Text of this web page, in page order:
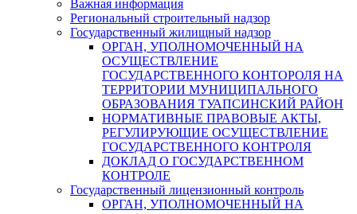
Важная информация
Региональный строительный надзор
Государственный жилищный надзор
ОРГАН, УПОЛНОМОЧЕННЫЙ НА
ОСУЩЕСТВЛЕНИЕ
ГОСУДАРСТВЕННОГО КОНТОРОЛЯ НА
ТЕРРИТОРИИ МУНИЦИПАЛЬНОГО
ОБРАЗОВАНИЯ ТУАПСИНСКИЙ РАЙОН
НОРМАТИВНЫЕ ПРАВОВЫЕ АКТЫ,
РЕГУЛИРУЮЩИЕ ОСУЩЕСТВЛЕНИЕ
ГОСУДАРСТВЕННОГО КОНТРОЛЯ
ДОКЛАД О ГОСУДАРСТВЕННОМ
КОНТРОЛЕ
Государственный лицензионный контроль
ОРГАН, УПОЛНОМОЧЕННЫЙ НА